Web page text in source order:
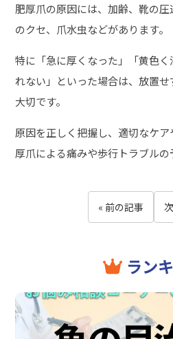
肥厚爪の原因には、加齢、靴の
のクセ、爪水虫などがあります。
特に「急に厚くなった」「黄色
れない」といった場合は、放置
大切です。
原因を正しく把握し、適切なケ
厚爪による痛みや歩行トラブルの
« 前の記事
ラン